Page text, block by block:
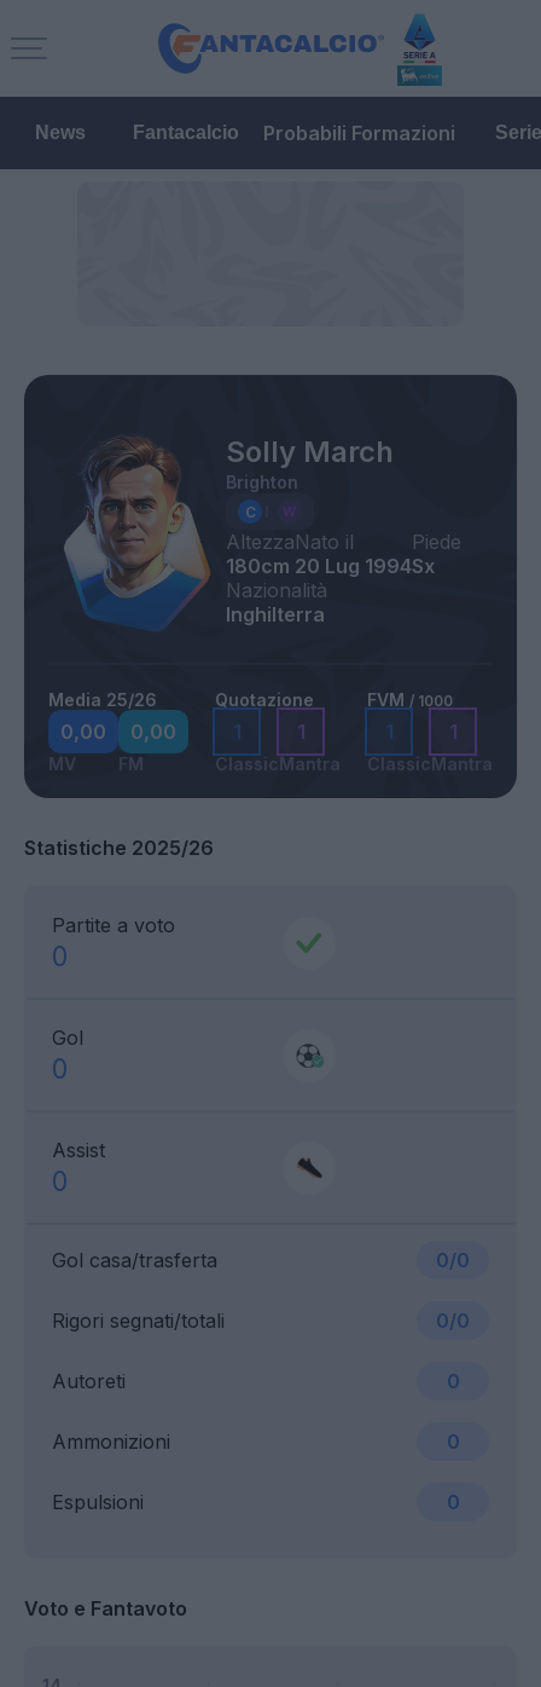
News Fantacalcio Probabili Formazioni
Solly March
Brighton
Altezza
180cm
Nato il
20 Lug 1994
Piede
Sx
Nazionalità
Inghilterra
Media 25/26
0,00
MV
0,00
FM
Quotazione
1
Classic
1
Mantra
FVM / 1000
1
Classic
1
Mantra
Statistiche 2025/26
Partite a voto
0
Gol
0
Assist
0
Gol casa/trasferta 0/0
Ammonizioni 0
Rigori segnati/totali 0/0
Espulsioni 0
Autoreti 0
Voto e Fantavoto